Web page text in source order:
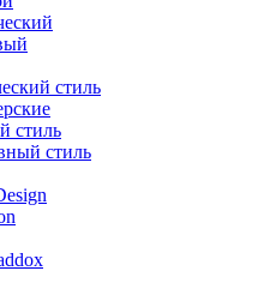
стиль
стиль
стиль